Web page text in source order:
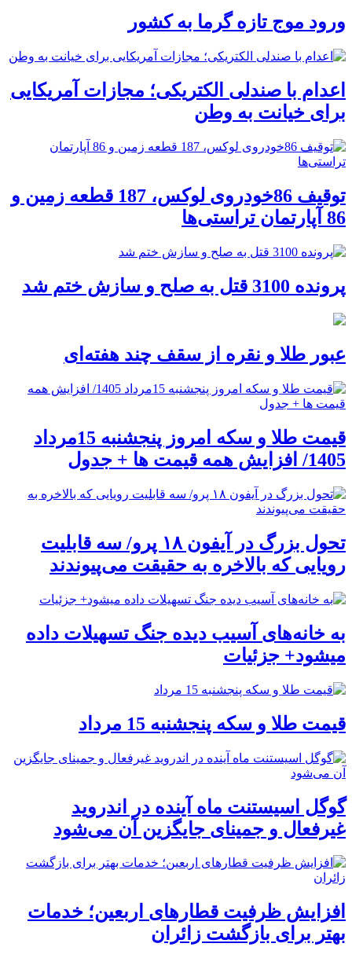
ورود موج تازه گرما به کشور
اعدام با صندلی الکتریکی؛ مجازات آمریکایی
برای خیانت به وطن
توقیف 86خودروی لوکس، 187 قطعه زمین و
86 آپارتمان تراستی‌ها
پرونده 3100 قتل به صلح و سازش ختم شد
عبور طلا و نقره از سقف چند هفته‌ای
قیمت طلا و سکه امروز پنجشنبه 15مرداد
1405/ افزایش همه قیمت ها + جدول
تحول بزرگ در آیفون ۱۸ پرو/ سه قابلیت
رویایی که بالاخره به حقیقت می‌پیوندند
به خانه‌های آسیب دیده جنگ تسهیلات داده
میشود+ جزئیات
قیمت طلا و سکه پنجشنبه 15 مرداد
گوگل اسیستنت ماه آینده در اندروید
غیرفعال و جمینای جایگزین آن می‌شود
افزایش ظرفیت قطارهای اربعین؛ خدمات
بهتر برای بازگشت زائران